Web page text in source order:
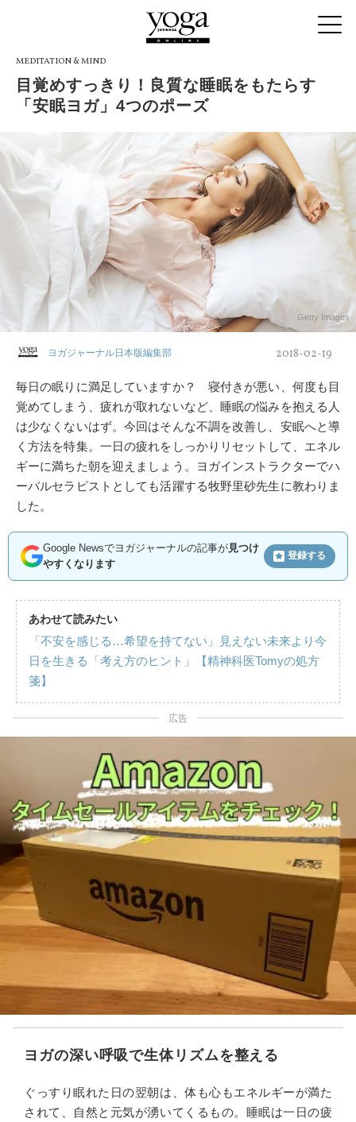
MEDITATION & MIND
目覚めすっきり！良質な睡眠をもたらす
「安眠ヨガ」4つのポーズ
Getty Images
ヨガジャーナル日本版編集部 2018-02-19
毎日の眠りに満足していますか？ 寝付きが悪い、何度も目
覚めてしまう、疲れが取れないなど、睡眠の悩みを抱える人
は少なくないはず。今回はそんな不調を改善し、安眠へと導
く方法を特集。一日の疲れをしっかりリセットして、エネル
ギーに満ちた朝を迎えましょう。ヨガインストラクターでハ
ーバルセラピストとしても活躍する牧野里砂先生に教わりま
した。
Google Newsでヨガジャーナルの記事が見つけ
やすくなります
登録する
あわせて読みたい
「不安を感じる…希望を持てない」見えない未来より今
日を生きる「考え方のヒント」【精神科医Tomyの処方
箋】
広告
ヨガの深い呼吸で生体リズムを整える
ぐっすり眠れた日の翌朝は、体も心もエネルギーが満た
されて、自然と元気が湧いてくるもの。睡眠は一日の疲